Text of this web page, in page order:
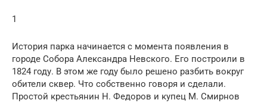
1
История парка начинается с момента появления в
городе Собора Александра Невского. Его построили в
1824 году. В этом же году было решено разбить вокруг
обители сквер. Что собственно говоря и сделали.
Простой крестьянин Н. Федоров и купец М. Смирнов